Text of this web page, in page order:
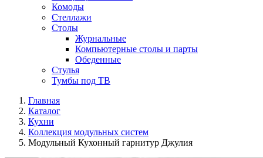
Комоды
Стеллажи
Столы
Журнальные
Компьютерные столы и парты
Обеденные
Стулья
Тумбы под ТВ
Главная
Каталог
Кухни
Коллекция модульных систем
Модульный Кухонный гарнитур Джулия